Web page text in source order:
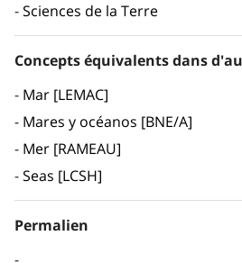
Sciences de la Terre
Concepts équivalents dans
Mar [LEMAC]
Mares y océanos [BNE/A]
Mer [RAMEAU]
Seas [LCSH]
Permalien